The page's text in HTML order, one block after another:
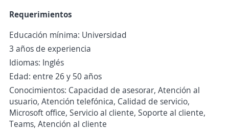
Requerimientos
Educación mínima: Universidad
3 años de experiencia
Idiomas: Inglés
Edad: entre 26 y 50 años
Conocimientos: Capacidad de asesorar, Atención al
usuario, Atención telefónica, Calidad de servicio,
Microsoft office, Servicio al cliente, Soporte al cliente,
Teams, Atención al cliente